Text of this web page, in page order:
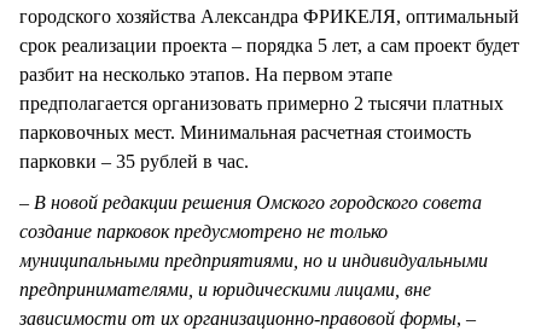
городского хозяйства Александра ФРИКЕЛЯ, оптимальный
срок реализации проекта – порядка 5 лет, а сам проект будет
разбит на несколько этапов. На первом этапе
предполагается организовать примерно 2 тысячи платных
парковочных мест. Минимальная расчетная стоимость
парковки – 35 рублей в час.
– В новой редакции решения Омского городского совета
создание парковок предусмотрено не только
муниципальными предприятиями, но и индивидуальными
предпринимателями, и юридическими лицами, вне
зависимости от их организационно-правовой формы, –